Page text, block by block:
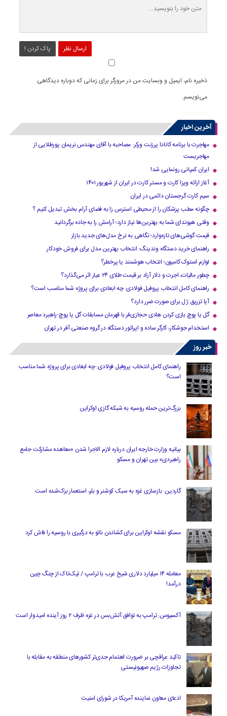
ارسال نظر پاک کردن !
ذخیره نام، ایمیل و وبسایت من در مرورگر برای زمانی که دوباره دیدگاهی
می‌نویسم.
آخرین اخبار
مهاجرت با برنامه کانادا پرزنت ورکر: مصاحبه با آقای مهندس نریمان پورطلایی از
مهاجریست
ایران کمپانی رونمایی شد!
آغاز ارائه ویزا کارت و مستر کارت در ایران از شهریور ۱۴۰۱
سیم کارت گرجستان دائمی در ایران
چگونه مطب پزشکان را از محیطی استرس زا به فضای آرام بخش تبدیل کنیم ؟
وقتی هیوندای شما به بهترین‌ها نیاز دارد؛ آرامش را به جاده برگردانید
قیمت گوشی‌های تازه‌وارد؛ نگاهی به نرخ مدل‌های جدید بازار
راهنمای خرید دستگاه وندینگ: انتخاب بهترین مدل برای فروش خودکار
لوازم استوک کامیون؛ انتخاب هوشمند یا پرخطر؟
چطور مالیات، اجرت و دلار آزاد بر قیمت طلای ۲۴ عیار اثر می‌گذارد؟
راهنمای کامل انتخاب پروفیل فولادی: چه ابعادی برای پروژه شما مناسب است؟
آیا تزریق ژل برای صورت ضرر دارد​؟
گل یا پوچ بازی کردن هادی حجازی‌فر با قهرمان مسابقات گل یا پوچ-راهبرد معاصر
استخدام جوشکار، کارگر ساده و اپراتور دستگاه در گروه صنعتی آفر در تهران
خبر روز
راهنمای کامل انتخاب پروفیل فولادی: چه ابعادی برای پروژه شما مناسب
است؟
بزرگ‌ترین حمله روسیه به شبکه گازی اوکراین
بیانیه وزارت خارجه ایران درباره لازم‌ الاجرا شدن «معاهده مشارکت جامع
راهبردی» بین تهران و مسکو
گاردین: بازسازی غزه به سبک کوشنر و بلر، استعمار بزک‌شده است
مسکو نقشه اوکراین برای کشاندن ناتو به درگیری با روسیه را فاش کرد
معامله ۱۴ میلیارد دلاری شیخ عرب با ترامپ / تیک‌تاک از چنگ چین
درآمد!
آکسیوس: ترامپ به توافق آتش‌بس در غزه ظرف ۲ روز آینده امیدوار است
تاکید عراقچی بر ضرورت اهتمام جدی‌تر کشورهای منطقه به مقابله با
تجاوزات رژیم صهیونیستی
ادعای معاون نماینده آمریکا در شورای امنیت